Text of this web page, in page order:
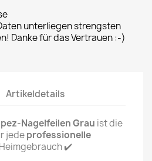
unterliegen strengsten
Danke für das Vertrauen :-)
Artikeldetails
Nagelfeilen Grau ist die
jedeprofessionelle
✔️